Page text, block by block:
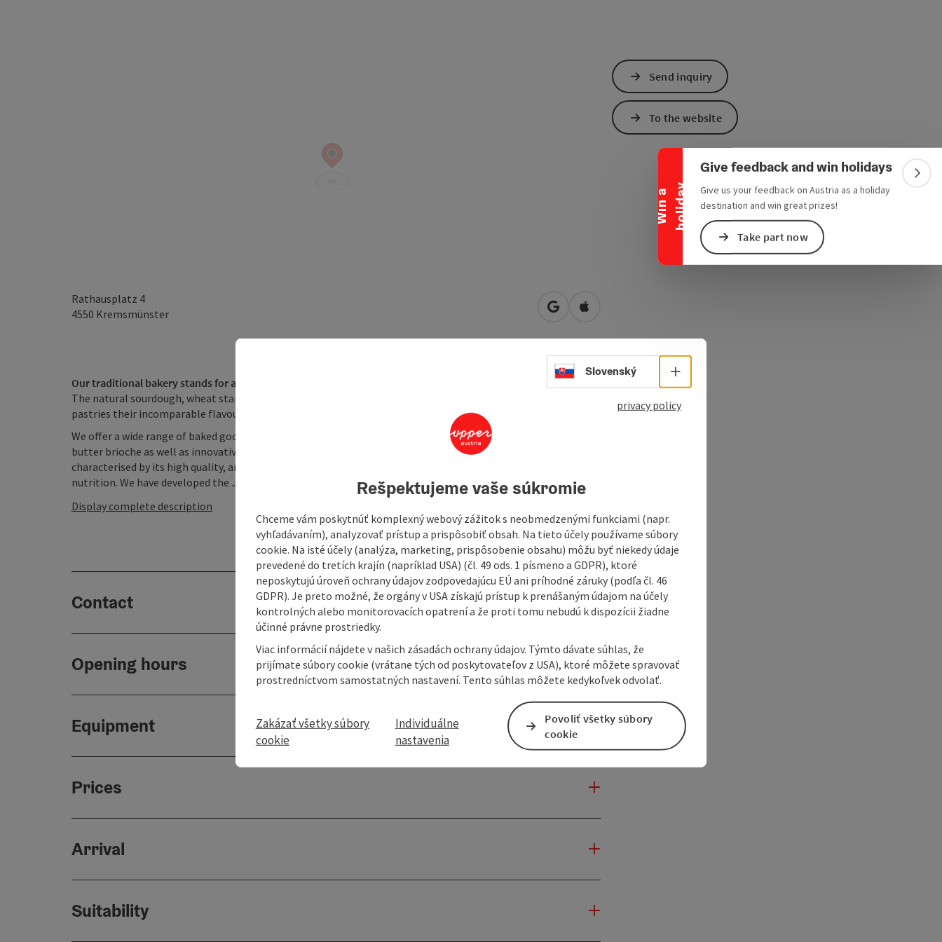
W
i
n
a
h
o
l
i
d
a y
Collapse banner Give feedback and win holidays
Give us your feedback on Austria as a holiday
destination and win great prizes!
Take part now
Rathausplatz 4
4550 Kremsmünster open in Google Maps
Open in Apple Maps
Our traditional bakery stands for a healthy and natural variety of baked goods.
We only use our own recipes.
The natural sourdough, wheat starter and exclusive use of butter give our bread and pastries as well as our
pastries their incomparable flavour.
We offer a wide range of baked goods, including traditional classics such as our famous stone-baked bread and
butter brioche as well as innovative creations such as garlic sticks and walnut bread. Our white bread is
characterised by its high quality, and we are constantly expanding our wholemeal range for conscious
nutrition. We have developed the ...
Display complete description
Contact
Opening hours
Equipment
Prices
Arrival
Suitability
Send inquiry
To the website
Select language - Open menu
Slovenský
privacy policy
Rešpektujeme vaše súkromie
Chceme vám poskytnúť komplexný webový zážitok s neobmedzenými funkciami (napr.
vyhľadávaním), analyzovať prístup a prispôsobiť obsah. Na tieto účely používame súbory
cookie. Na isté účely (analýza, marketing, prispôsobenie obsahu) môžu byť niekedy údaje
prevedené do tretích krajín (napríklad USA) (čl. 49 ods. 1 písmeno a GDPR), ktoré
neposkytujú úroveň ochrany údajov zodpovedajúcu EÚ ani príhodné záruky (podľa čl. 46
GDPR). Je preto možné, že orgány v USA získajú prístup k prenášaným údajom na účely
kontrolných alebo monitorovacích opatrení a že proti tomu nebudú k dispozícii žiadne
účinné právne prostriedky.
Viac informácií nájdete v našich zásadách ochrany údajov. Týmto dávate súhlas, že
prijímate súbory cookie (vrátane tých od poskytovateľov z USA), ktoré môžete spravovať
prostredníctvom samostatných nastavení. Tento súhlas môžete kedykoľvek odvolať.
Zakázať všetky súbory
cookie
Individuálne
nastavenia
Povoliť všetky súbory
cookie